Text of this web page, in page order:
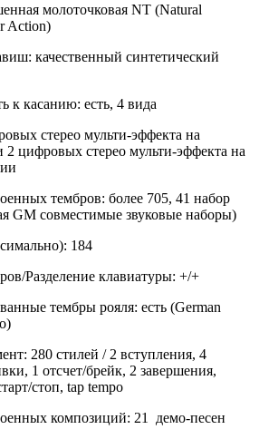
молоточковая NT (Natural
Action)
качественный синтетический
к касанию: есть, 4 вида
стерео мульти-эффекта на
2 цифровых стерео мульти-эффекта на
тембров: более 705, 41 набор
GM совместимые звуковые наборы)
184
Разделение клавиатуры: +/+
тембры рояля: есть (German
280 стилей / 2 вступления, 4
1 отсчет/брейк, 2 завершения,
стоп, tap tempo
композиций: 21 демо-песен